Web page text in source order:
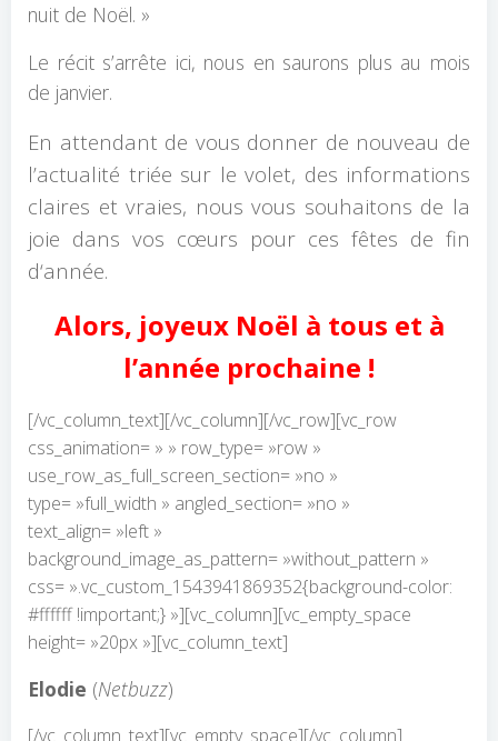
nuit de Noël. »
Le récit s’arrête ici, nous en saurons plus au mois
de janvier.
En attendant de vous donner de nouveau de
l’actualité triée sur le volet, des informations
claires et vraies, nous vous souhaitons de la
joie dans vos cœurs pour ces fêtes de fin
d‘année.
Alors, joyeux Noël à tous et à
l’année prochaine !
[/vc_column_text][/vc_column][/vc_row][vc_row
css_animation= » » row_type= »row »
use_row_as_full_screen_section= »no »
type= »full_width » angled_section= »no »
text_align= »left »
background_image_as_pattern= »without_pattern »
css= ».vc_custom_1543941869352{background-color:
#ffffff !important;} »][vc_column][vc_empty_space
height= »20px »][vc_column_text]
Elodie (Netbuzz)
[/vc_column_text][vc_empty_space][/vc_column]